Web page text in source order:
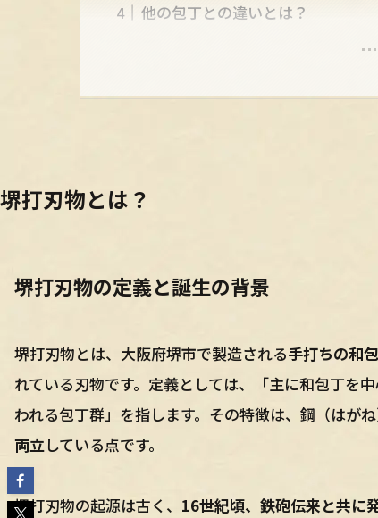
他の包丁との違いとは？
堺打刃物とは？
堺打刃物の定義と誕生の背景
堺打刃物とは、大阪府堺市で製造される手打ちの和
れている刃物です。定義としては、「主に和包丁を
われる包丁群」を指します。その特徴は、鋼（はが
両立している点です。
堺打刃物の起源は古く、 16世紀頃、鉄砲伝来と共に